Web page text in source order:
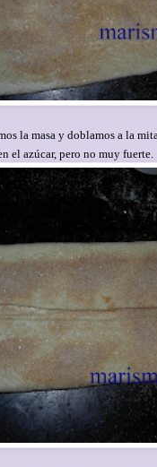
la masa y doblamos a la
el azúcar, pero no muy fuerte.